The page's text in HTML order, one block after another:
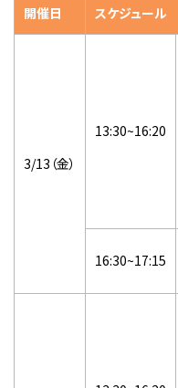
開催日 スケジュール
3/13（金）
13:30~16:20
16:30~17:15